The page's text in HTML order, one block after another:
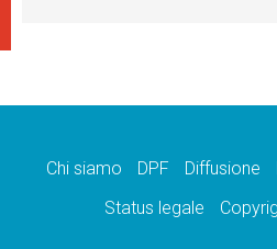
Chi siamo DPF Diffusione
Status legale